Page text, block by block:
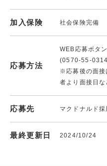
加入保険 社会保険完備
応募方法
WEB応募ボタ
(0570-55-
※応募後の面接
者より面接日な
応募先 マクドナルド採
最終更新日 2024/10/24